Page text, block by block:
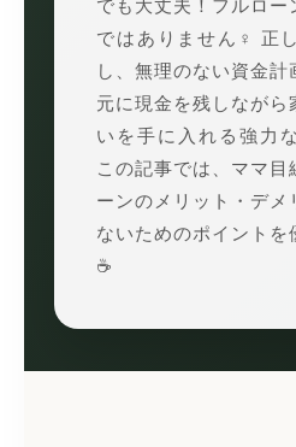
ではありません‍♀️ 正
し、無理のない資金
元に現金を残しながら
いを手に入れる強力
この記事では、ママ目
ーンのメリット・デメ
ないためのポイントを
☕️